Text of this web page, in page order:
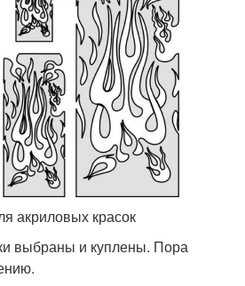
акриловых красок
выбраны и куплены. Пора